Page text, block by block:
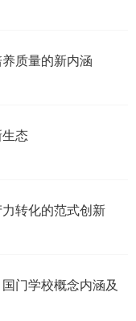
质量的新内涵
态
转化的范式创新
门学校概念内涵及